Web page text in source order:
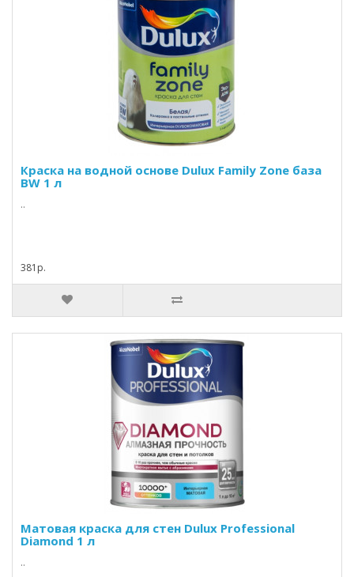
Краска на водной основе Dulux Family Zone база
BW 1 л
..
381р.
Матовая краска для стен Dulux Professional
Diamond 1 л
..